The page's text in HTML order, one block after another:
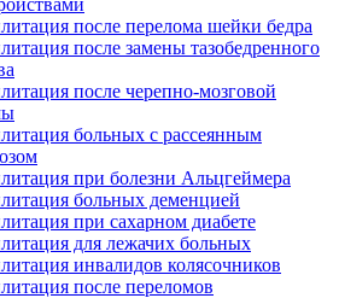
после перелома шейки бедра
после замены тазобедренного
после черепно-мозговой
больных с рассеянным
при болезни Альцгеймера
больных деменцией
при сахарном диабете
для лежачих больных
инвалидов колясочников
после переломов